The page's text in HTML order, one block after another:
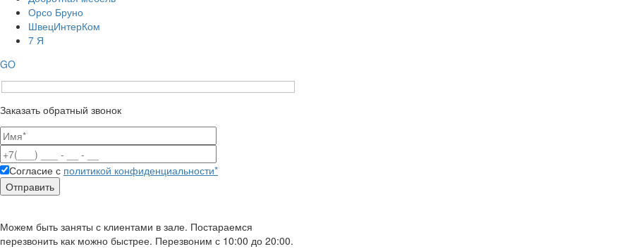
Орсо Бруно
ШвецИнтерКом
7 Я
GO
Заказать обратный звонок
Согласие с политикой конфиденциальности*
Можем быть заняты с клиентами в зале. Постараемся
перезвонить как можно быстрее. Перезвоним с 10:00 до 20:00.